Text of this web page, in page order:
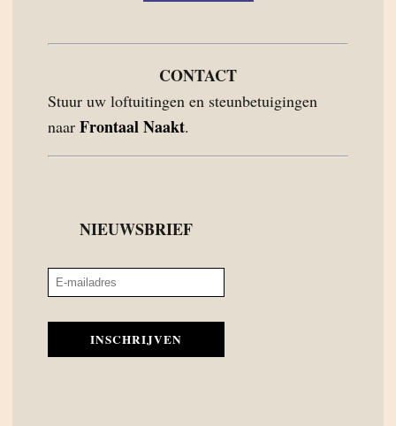
CONTACT
Stuur uw loftuitingen en steunbetuigingen
naar Frontaal Naakt.
NIEUWSBRIEF
INSCHRIJVEN